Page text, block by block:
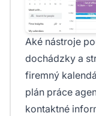
Aké nástroje
dochádzky a
firemný
plán práce
kontaktné